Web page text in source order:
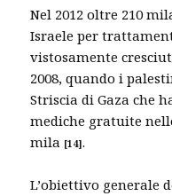
Nel 2012 oltre 210
Israele per
vistosamente
2008, quando i
Striscia di Gaza che
mediche gratuite
mila [14].
L’obiettivo